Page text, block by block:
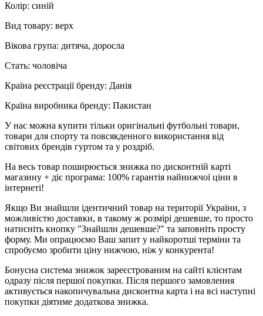
Колір: синій
Вид товару: верх
Вікова група: дитяча, доросла
Стать: чоловіча
Країна реєстрації бренду: Данія
Країна виробника бренду: Пакистан
У нас можна купити тільки оригінальні футбольні товари,
товари для спорту та повсякденного використання від
світових брендів гуртом та у роздріб.
На весь товар поширюється знижка по дисконтній карті
магазину + діє програма: 100% гарантія найнижчої ціни в
інтернеті!
Якщо Ви знайшли ідентичний товар на території України, з
можливістю доставки, в такому ж розмірі дешевше, то просто
натисніть кнопку "Знайшли дешевше?" та заповніть просту
форму. Ми опрацюємо Ваш запит у найкоротші терміни та
спробуємо зробити ціну нижчою, ніж у конкурента!
Бонусна система знижок зареєстрованим на сайті клієнтам
одразу після першої покупки. Після першого замовлення
активується накопичувальна дисконтна карта і на всі наступні
покупки діятиме додаткова знижка.